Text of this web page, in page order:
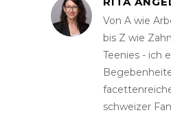
Von A wie
bis Z wie
Teenies - ich
schweizer